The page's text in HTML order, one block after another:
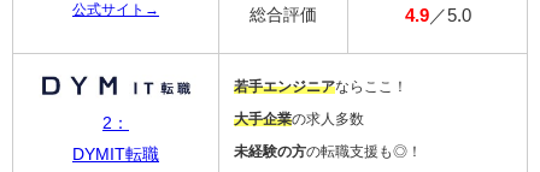
公式サイト→ 総合評価 4.9／5.0
2：
DYMIT転職
若手エンジニアならここ！
大手企業の求人多数
未経験の方の転職支援も◎！